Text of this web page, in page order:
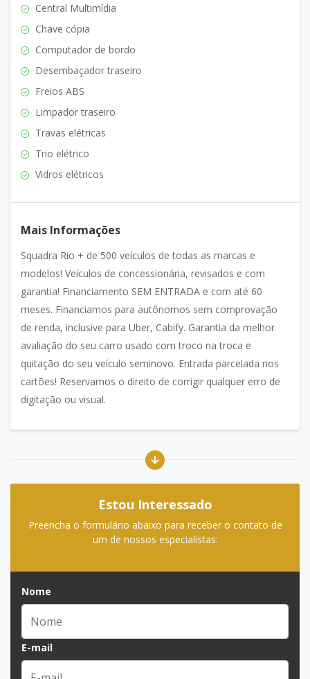
Central Multimídia
Chave cópia
Computador de bordo
Desembaçador traseiro
Freios ABS
Limpador traseiro
Travas elétricas
Trio elétrico
Vidros elétricos
Mais Informações
Squadra Rio + de 500 veículos de todas as marcas e
modelos! Veículos de concessionária, revisados e com
garantia! Financiamento SEM ENTRADA e com até 60
meses. Financiamos para autônomos sem comprovação
de renda, inclusive para Uber, Cabify. Garantia da melhor
avaliação do seu carro usado com troco na troca e
quitação do seu veículo seminovo. Entrada parcelada nos
cartões! Reservamos o direito de corrigir qualquer erro de
digitação ou visual.
Estou Interessado
Preencha o formulário abaixo para receber o contato de
um de nossos especialistas:
Nome
E-mail